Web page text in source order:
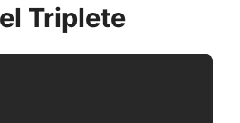
Triplete